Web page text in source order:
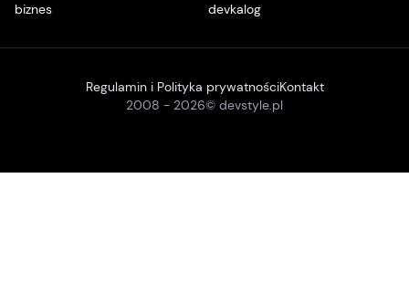
biznes
devkalog
2008 - 2026© devstyle.pl
Regulamin i Polityka prywatnościKontakt